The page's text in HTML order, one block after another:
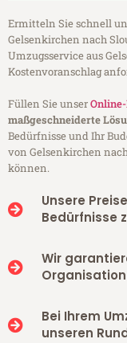
Ermitteln Sie schnell
Gelsenkirchen nach
Umzugsservice aus
Kostenvoranschlag
Füllen Sie unser
maßgeschneiderte
Bedürfnisse und Ihr
von Gelsenkirchen
können.
Unsere
Bedürfnisse
Wir
Bei Ihrem
unseren